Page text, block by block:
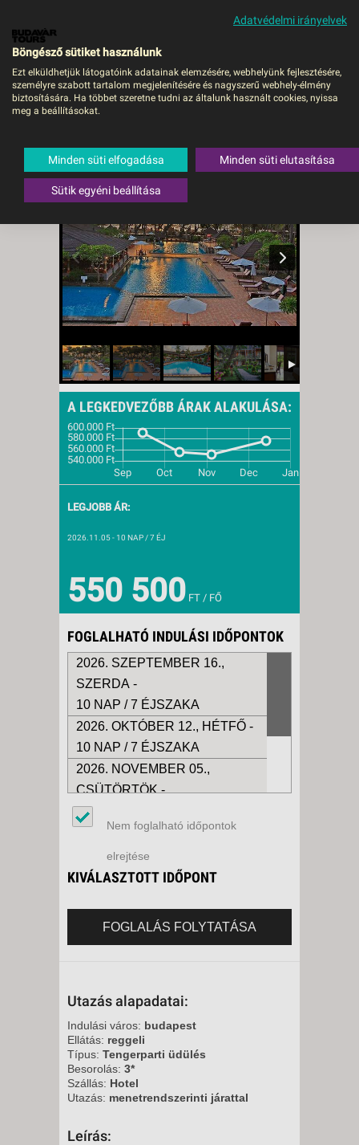
MENÜ
Bali / The Jayakarta***+ -
Indonézia,Bali,Legian
A LEGKEDVEZŐBB ÁRAK ALAKULÁSA:
LEGJOBB ÁR:
2026.11.05- 10 NAP / 7 ÉJ
550 500 FT / FŐ
FOGLALHATÓ INDULÁSI IDŐPONTOK
2026. SZEPTEMBER 16.,
SZERDA -
10 NAP / 7 ÉJSZAKA
2026. OKTÓBER 12., HÉTFŐ -
10 NAP / 7 ÉJSZAKA
2026. NOVEMBER 05.,
CSÜTÖRTÖK -
10 NAP / 7 ÉJSZAKA
2026. DECEMBER 14., HÉTFŐ -
10 NAP / 7 ÉJSZAKA
Nem foglalható időpontok
elrejtése
KIVÁLASZTOTT IDŐPONT
FOGLALÁS FOLYTATÁSA
Utazás alapadatai:
Indulási város: budapest
Ellátás: reggeli
Típus: Tengerparti üdülés
Besorolás: 3*
Szállás: Hotel
Utazás: menetrendszerinti járattal
Leírás:
Adatvédelmi irányelvek
Böngésző sütiket használunk
Ezt elküldhetjük látogatóink adatainak elemzésére, webhelyünk fejlesztésére,
személyre szabott tartalom megjelenítésére és nagyszerű webhely-élmény
biztosítására. Ha többet szeretne tudni az általunk használt cookies, nyissa
meg a beállításokat.
Minden süti elfogadása Minden süti elutasítása
Sütik egyéni beállítása